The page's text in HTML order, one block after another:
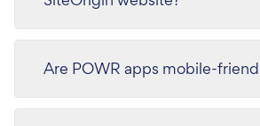
Are POWR apps mobile-